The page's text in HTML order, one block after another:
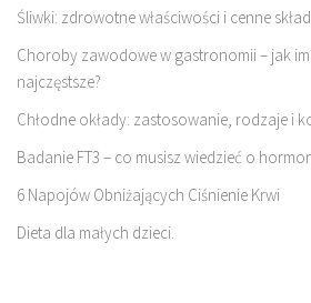
Śliwki: zdrowotne właściwości i cenne
Choroby zawodowe w gastronomii – jak
najczęstsze?
Chłodne okłady: zastosowanie, rodzaje i
Badanie FT3 – co musisz wiedzieć o
6 Napojów Obniżających Ciśnienie Krwi
Dieta dla małych dzieci.